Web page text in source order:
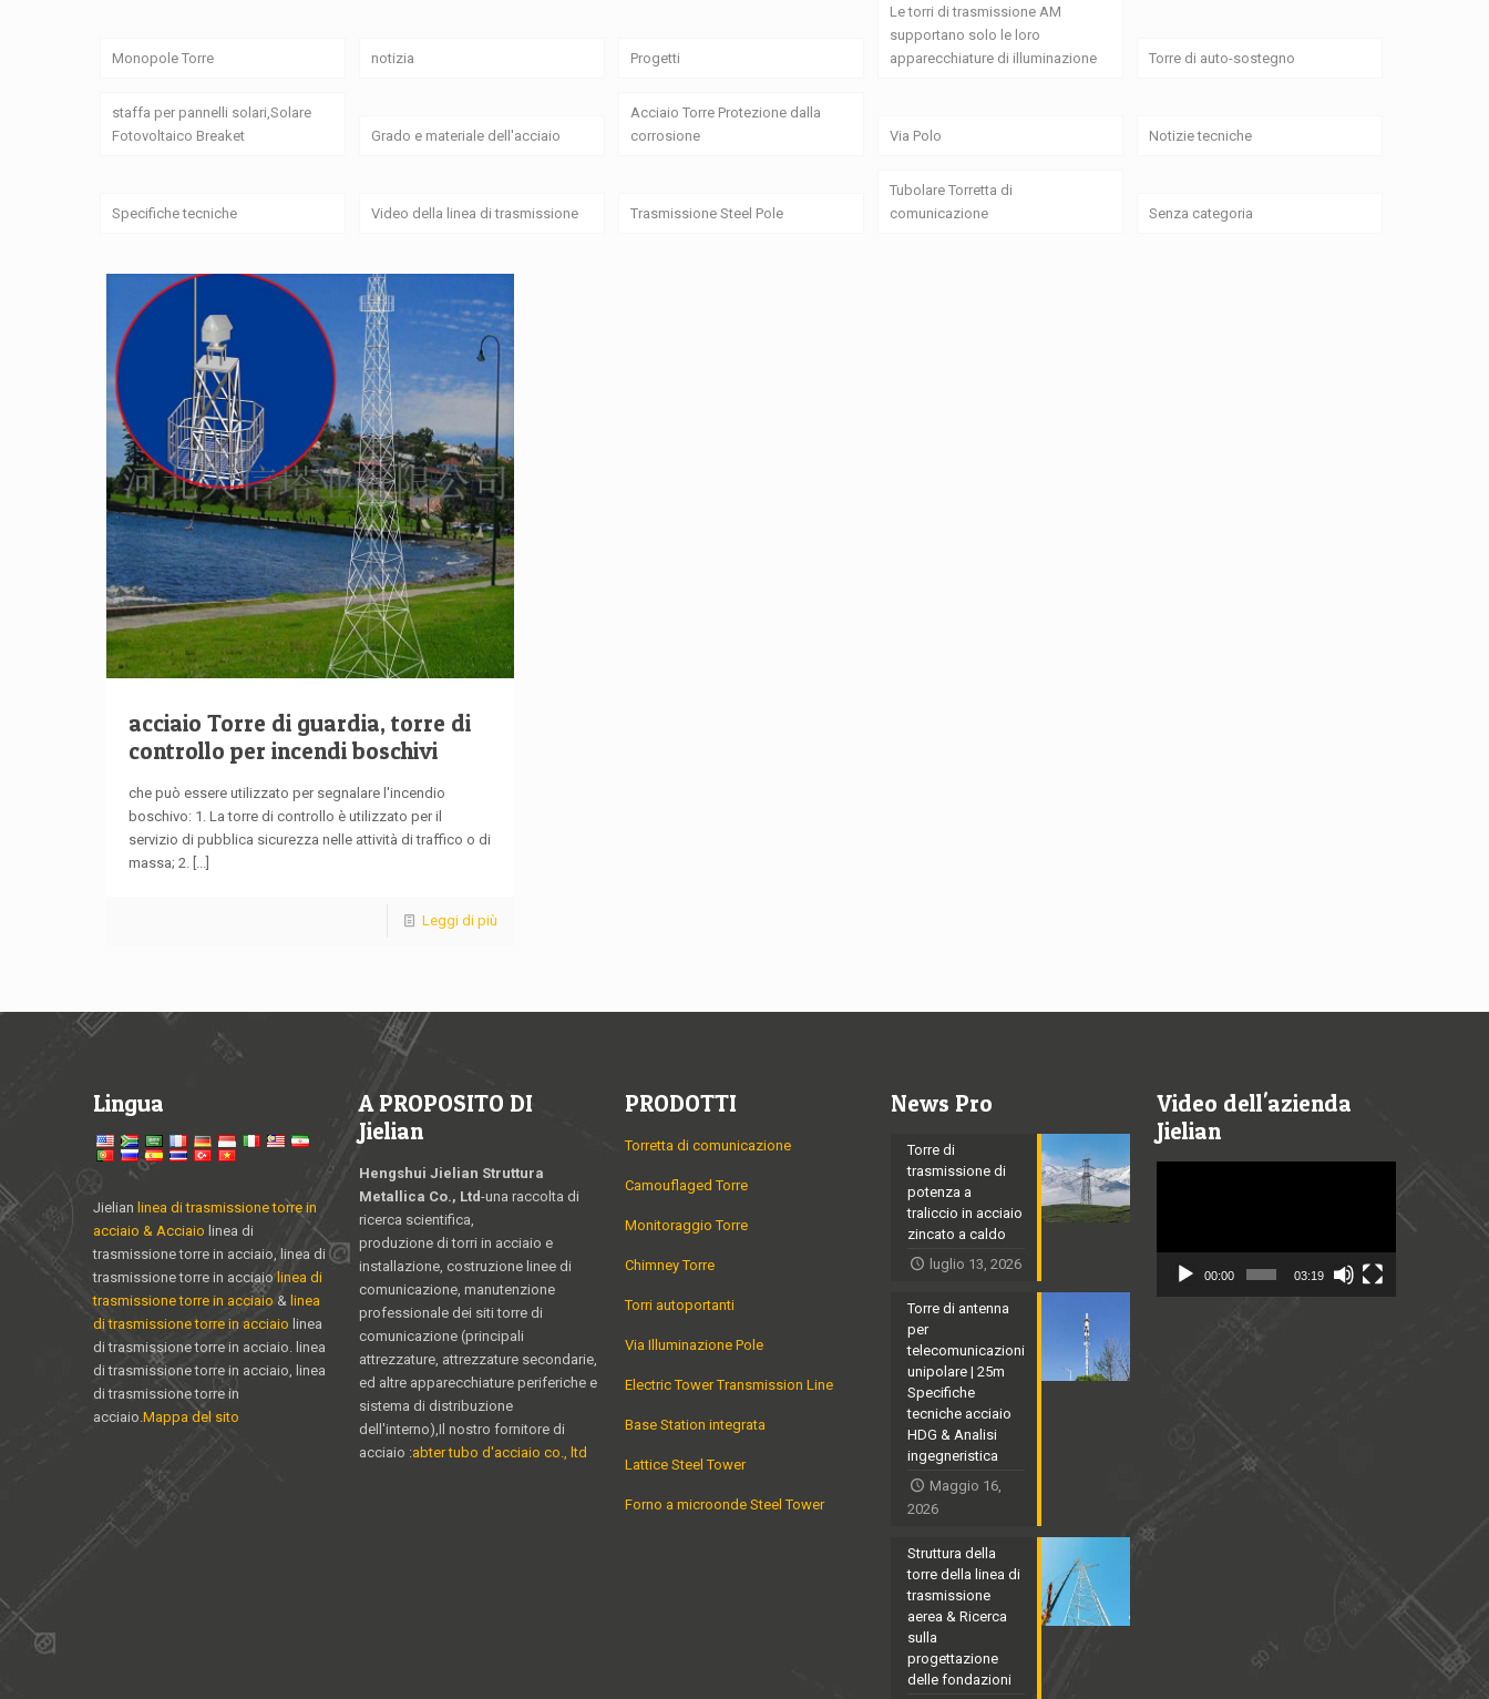
Monopole Torre notizia Progetti
Le torri di trasmissione AM
supportano solo le loro
apparecchiature di illuminazione
Torre di auto-sostegno
staffa per pannelli solari,Solare
Fotovoltaico Breaket
Grado e materiale dell'acciaio
Acciaio Torre Protezione dalla
corrosione
Via Polo Notizie tecniche
Specifiche tecniche Video della linea di trasmissione Trasmissione Steel Pole
Tubolare Torretta di
comunicazione
Senza categoria
acciaio Torre di guardia, torre di
controllo per incendi boschivi
che può essere utilizzato per segnalare l'incendio
boschivo: 1. La torre di controllo è utilizzato per il
servizio di pubblica sicurezza nelle attività di traffico o di
massa; 2.[...]
Leggi di più
Lingua
Jielian linea di trasmissione torre in
acciaio & Acciaio linea di
trasmissione torre in acciaio, linea di
trasmissione torre in acciaio linea di
trasmissione torre in acciaio & linea
di trasmissione torre in acciaio linea
di trasmissione torre in acciaio. linea
di trasmissione torre in acciaio, linea
di trasmissione torre in
acciaio.Mappa del sito
A PROPOSITO DI
Jielian
Hengshui Jielian Struttura
Metallica Co., Ltd-una raccolta di
ricerca scientifica,
produzione di torri in acciaio e
installazione, costruzione linee di
comunicazione, manutenzione
professionale dei siti torre di
comunicazione (principali
attrezzature, attrezzature secondarie,
ed altre apparecchiature periferiche e
sistema di distribuzione
dell'interno),Il nostro fornitore di
acciaio :abter tubo d'acciaio co., ltd
PRODOTTI
Torretta di comunicazione
Camouflaged Torre
Monitoraggio Torre
Chimney Torre
Torri autoportanti
Via Illuminazione Pole
Electric Tower Transmission Line
Base Station integrata
Lattice Steel Tower
Forno a microonde Steel Tower
News Pro
Torre di
trasmissione di
potenza a
traliccio in acciaio
zincato a caldo
luglio 13, 2026
Torre di antenna
per
telecomunicazioni
unipolare | 25m
Specifiche
tecniche acciaio
HDG & Analisi
ingegneristica
Maggio 16,
2026
Struttura della
torre della linea di
trasmissione
aerea & Ricerca
sulla
progettazione
delle fondazioni
Video dell'azienda
Jielian
00:00 03:19